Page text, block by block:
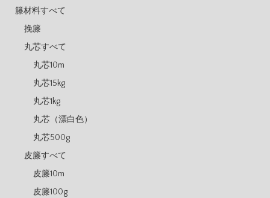
籐材料すべて
挽籐
丸芯すべて
丸芯10m
丸芯15kg
丸芯1kg
丸芯（漂白色）
丸芯500g
皮籐すべて
皮籐10m
皮籐100g